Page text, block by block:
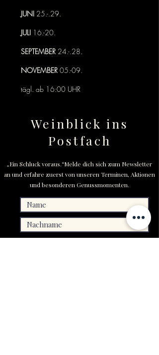
JUNI 25.-.29.
JULI 16.-20.
SEPTEMBER 24.-.28.
NOVEMBER 05.-09.
tägl. ab 16:00 UHR
Weinblick ins
Postfach
„Ein Schluck voraus.“Melde dich sich zum Newsletter
an und erfahre zuerst von unseren Terminen, Aktionen
und besonderen Genussmomenten.